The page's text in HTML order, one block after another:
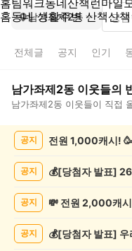
홈팀워크동네산책 런마일
홈동네 생활주변 산책산
남가좌제2동
전체글 공지 인기
남가좌제2동 이웃들의
남가좌제2동 이웃들이 직접
공지 전원 1,000캐시!
공지
공지
공지